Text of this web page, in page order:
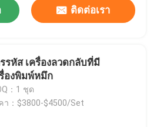
ติดต่อเรา
รหัส เครื่องลวดกลับที่มี
องพิมพ์หมึก
：1 ชุด
า：$3800-$4500/Set